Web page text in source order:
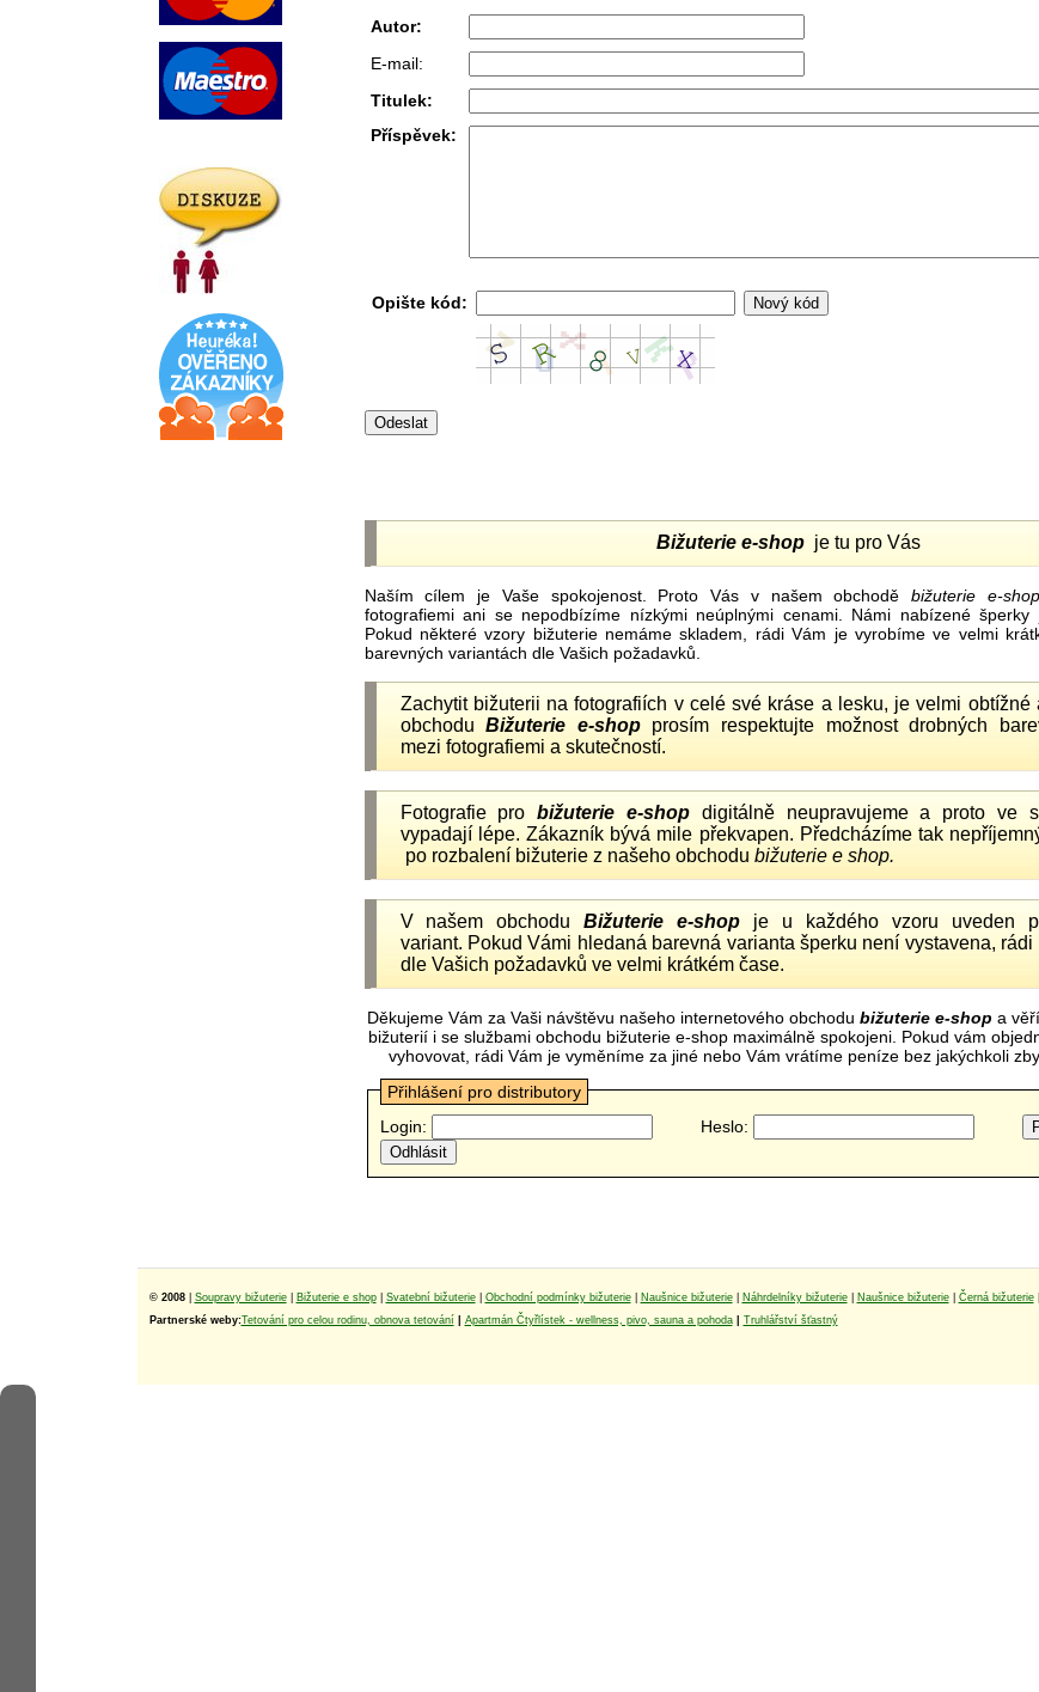
Autor:
E-mail:
Titulek:
Příspěvek:
Opište kód:
Bižuterie e-shopje tu pro Vás
Naším cílem je Vaše spokojenost. Proto Vás v našem obchoděbižuterie e-shop
fotografiemi ani se nepodbízíme nízkými neúplnými cenami. Námi nabízené šperky
Pokud některé vzory bižuterie nemáme skladem, rádi Vám je vyrobíme ve velmi
barevných variantách dle Vašich požadavků.
Zachytit bižuterii na fotografiích v celé své kráse a lesku, je velmi obtížné
obchoduBižuterie e-shopprosím respektujte možnost drobných
mezi fotografiemi a skutečností.
Fotografie probižuterie e-shopdigitálně neupravujeme a proto ve
vypadají lépe. Zákazník bývá mile překvapen. Předcházíme tak
po rozbalení bižuterie z našeho obchodu bižuterie e shop.
V našem obchoduBižuterie e-shop je u každého vzoru uveden
variant. Pokud Vámi hledaná barevná varianta šperku není vystavena,
dle Vašich požadavků ve velmi krátkém čase.
Děkujeme Vám za Vaši návštěvu našeho internetového obchodu bižuterie e-shop a
bižuterií i se službami obchodu bižuterie e-shop maximálně spokojeni. Pokud vám
vyhovovat, rádi Vám je vyměníme za jiné nebo Vám vrátíme peníze bez jakýchkoli
Přihlášení pro distributory
Login:
Heslo:
© 2008 Soupravy bižuterie| Bižuterie e shop| Svatební bižuterie| Obchodní podmínky bižuterie| Naušnice bižuterie| Náhrdelníky bižuterie| Naušnice bižuterie| Černá bižuterie|
Partnerské weby:Tetování pro celou rodinu, obnova tetování Apartmán Čtyřlístek - wellness, pivo, sauna a pohoda| Truhlářství šťastný